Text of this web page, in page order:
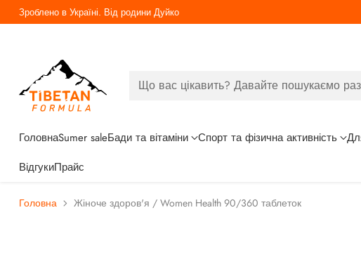
Що вас цікавить? Давайте пошукаємо
ГоловнаSumer saleБади та вітаміни Спорт та фізична активність
ВідгукиПрайс
Безкоштовна доставка від 3000грн
Головна Жіноче здоров'я / Women Health 90/360 таблеток